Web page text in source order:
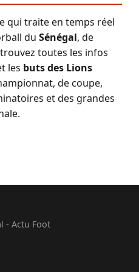
qui traite en temps réel
du Sénégal, de
toutes les infos
les buts des Lions
de coupe,
et des grandes
- Actu Foot